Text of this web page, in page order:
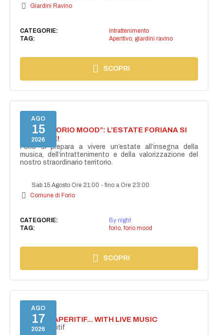
Giardini Ravino
CATEGORIE:
Intrattenimento
TAG:
Aperitivo, giardini ravino
SCOPRI
AGO
15
2026
NASCE “FORIO MOOD”: L’ESTATE FORIANA SI
ACCENDE!
Forio si prepara a vivere un’estate all’insegna della
musica, dell’intrattenimento e della valorizzazione del
nostro straordinario territorio.
Sab 15 Agosto Ore 21:00 -fino a Ore 23:00
Comune di Forio
CATEGORIE:
By night
TAG:
forio, forio mood
SCOPRI
AGO
17
2026
SECRET APERITIF... WITH LIVE MUSIC
Secret aperitif